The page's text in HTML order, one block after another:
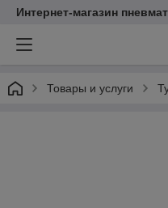
Интернет-магазин
Товары и услуги